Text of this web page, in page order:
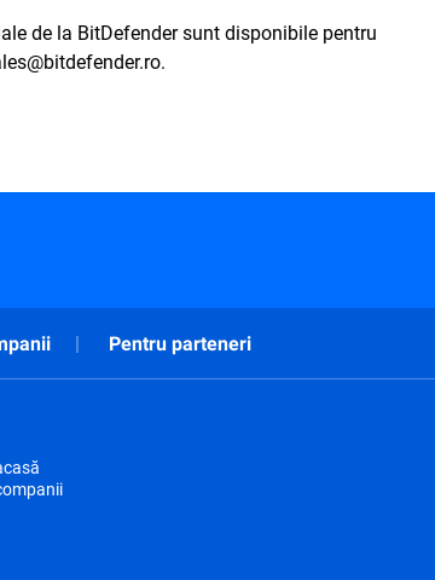
de la BitDefender sunt disponibile pentru
Pentru parteneri